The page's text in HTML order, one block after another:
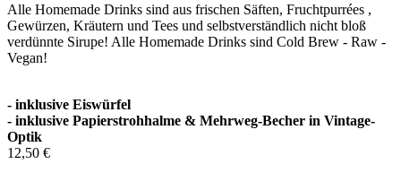
Alle Homemade Drinks sind aus frischen Säften, Fruchtpurrées ,
Gewürzen, Kräutern und Tees und selbstverständlich nicht bloß
verdünnte Sirupe! Alle Homemade Drinks sind Cold Brew - Raw -
Vegan!
- inklusive Eiswürfel
- inklusive Papierstrohhalme & Mehrweg-Becher in Vintage-
Optik
12,50 €